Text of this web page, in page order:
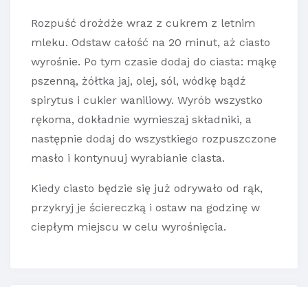
Rozpuść drożdże wraz z cukrem z letnim
mleku. Odstaw całość na 20 minut, aż ciasto
wyrośnie. Po tym czasie dodaj do ciasta: mąkę
pszenną, żółtka jaj, olej, sól, wódkę bądź
spirytus i cukier waniliowy. Wyrób wszystko
rękoma, dokładnie wymieszaj składniki, a
następnie dodaj do wszystkiego rozpuszczone
masło i kontynuuj wyrabianie ciasta.
Kiedy ciasto będzie się już odrywało od rąk,
przykryj je ściereczką i ostaw na godzinę w
ciepłym miejscu w celu wyrośnięcia.